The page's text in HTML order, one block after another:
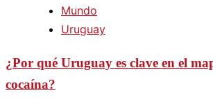
Mundo
Uruguay
¿Por qué Uruguay es clave en el
cocaína?